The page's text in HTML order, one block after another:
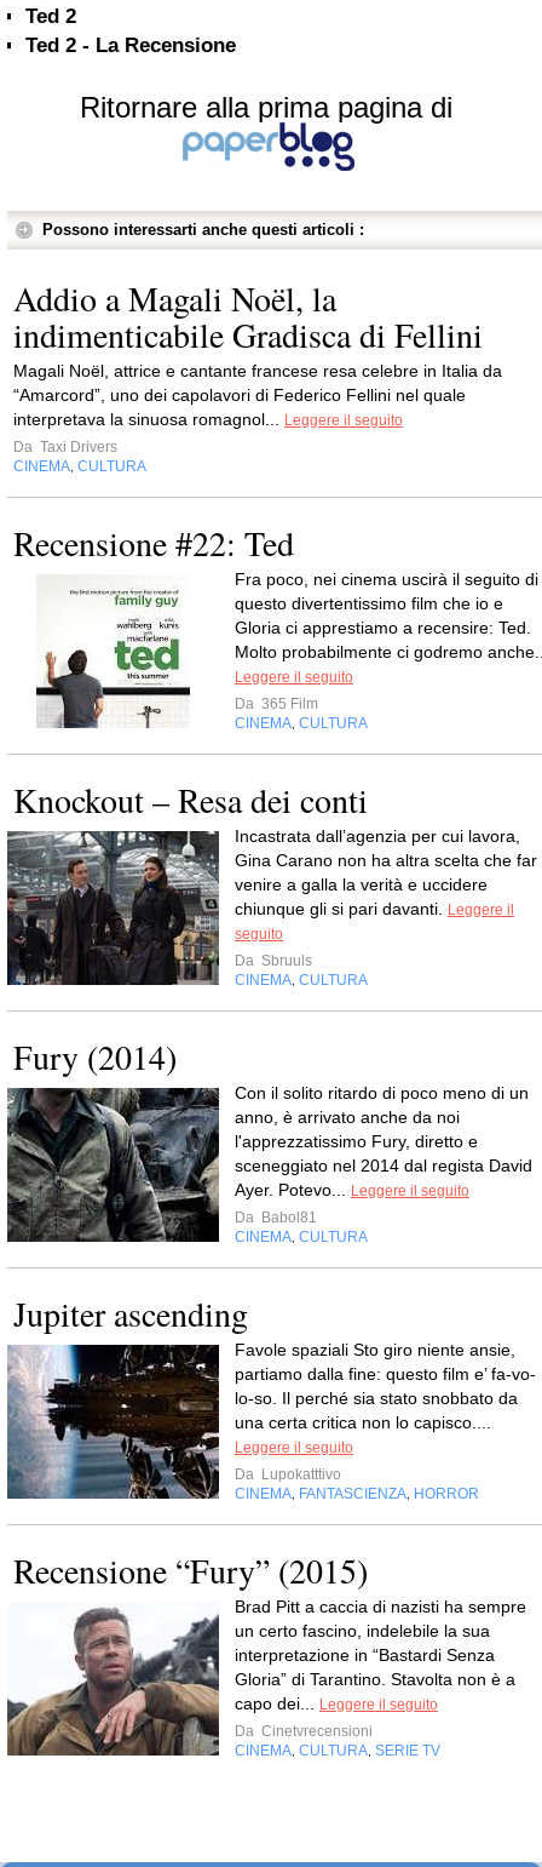
Ted 2
Ted 2 - La Recensione
Ritornare alla prima pagina di
Possono interessarti anche questi articoli :
Addio a Magali Noël, la
indimenticabile Gradisca di Fellini
Magali Noël, attrice e cantante francese resa celebre in Italia da
“Amarcord”, uno dei capolavori di Federico Fellini nel quale
interpretava la sinuosa romagnol...
Leggere il seguito
Da Taxi Drivers
CINEMA CULTURA
Recensione #22: Ted
Fra poco, nei cinema uscirà il seguito di
questo divertentissimo film che io e
Gloria ci apprestiamo a recensire: Ted.
Molto probabilmente ci godremo
Leggere il seguito
Da 365 Film
CINEMA CULTURA
Knockout – Resa dei conti
Incastrata dall’agenzia per cui lavora,
Gina Carano non ha altra scelta che far
venire a galla la verità e uccidere
chiunque gli si pari davanti.
Leggere il
seguito
Da Sbruuls
CINEMA CULTURA
Fury (2014)
Con il solito ritardo di poco meno di un
anno, è arrivato anche da noi
l'apprezzatissimo Fury, diretto e
sceneggiato nel 2014 dal regista David
Ayer. Potevo...
Leggere il seguito
Da Babol81
CINEMA CULTURA
Jupiter ascending
Favole spaziali Sto giro niente ansie,
partiamo dalla fine: questo film e’ fa-vo-
lo-so. Il perché sia stato snobbato da
una certa critica non lo capisco....
Leggere il seguito
Da Lupokatttivo
CINEMA FANTASCIENZA HORROR
Recensione “Fury” (2015)
Brad Pitt a caccia di nazisti ha sempre
un certo fascino, indelebile la sua
interpretazione in “Bastardi Senza
Gloria” di Tarantino. Stavolta non è a
capo dei...
Leggere il seguito
Da Cinetvrecensioni
CINEMA CULTURA SERIE TV